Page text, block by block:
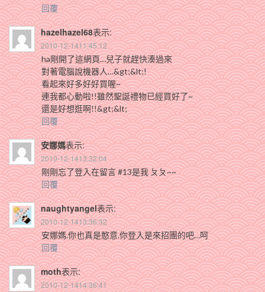
回覆
hazelhazel68表示:
2010-12-1411:45:12
ha剛開了這網頁…兒子就趕快湊過來
對著電腦說機器人…&gt;&lt;!
看起來好多好好買喔~
連我都心動啦!!雖然聖誕禮物已經買好了~
還是好想逛啊!!&gt;&lt;
回覆
安娜媽表示:
2010-12-1413:32:04
剛剛忘了登入在留言 #13是我 ㄆㄆ~~
回覆
naughtyangel表示:
2010-12-1413:36:32
安娜媽.你也真是憨意.你登入是來招團的吧…呵
回覆
moth表示:
2010-12-1414:36:41